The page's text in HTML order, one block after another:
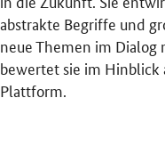
abstrakte Begriffe und
neue Themen im
bewertet sie im Hinblick
Plattform.